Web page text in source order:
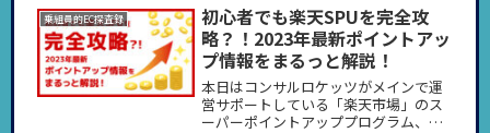
作りや運営のお悩みは、丸ごとコンサ
ルロケッツへ！！JRE MALLでの経験豊
富な運営スタッフが真摯に対応させて
いただきます！
乗組員的EC探査録
初心者でも楽天SPUを完全攻
略？！2023年最新ポイントアッ
プ情報をまるっと解説！
本日はコンサルロケッツがメインで運
営サポートしている「楽天市場」のス
ーパーポイントアッププログラム、通